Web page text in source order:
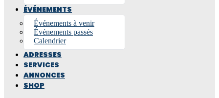
ÉVÉNEMENTS
Événements à venir
Événements passés
Calendrier
ADRESSES
SERVICES
ANNONCES
SHOP